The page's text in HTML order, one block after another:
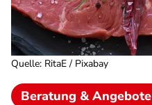
Quelle: RitaE / Pixabay
Beratung & Angebote